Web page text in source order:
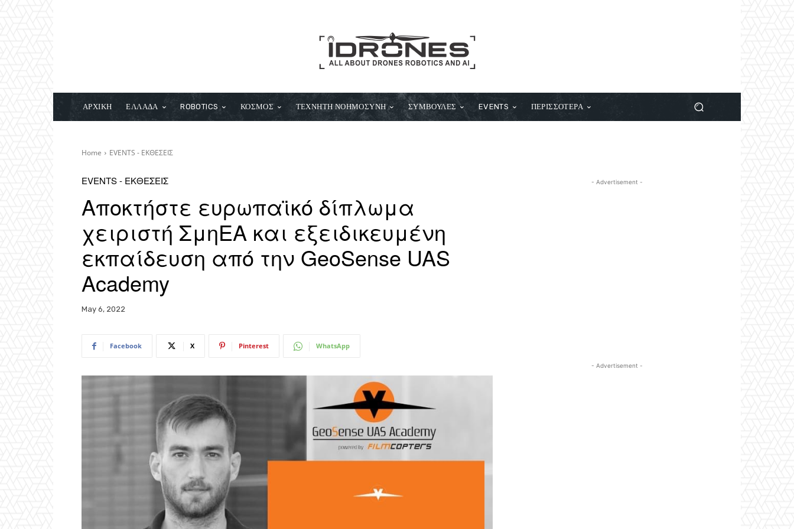
ΑΡΧΙΚΗ ΕΛΛΑΔΑ ROBOTICS ΚΟΣΜΟΣ ΤΕΧΝΗΤΗ ΝΟΗΜΟΣΥΝΗ ΣΥΜΒΟΥΛΕΣ EVENTS ΠΕΡΙΣΣΟΤΕΡΑ
Home EVENTS - ΕΚΘΕΣΕΙΣ
EVENTS - ΕΚΘΕΣΕΙΣ
Αποκτήστε ευρωπαϊκό δίπλωμα
χειριστή ΣμηΕΑ και εξειδικευμένη
εκπαίδευση από την GeoSense UAS
Academy
May 6, 2022
Facebook X Pinterest WhatsApp
- Advertisement -
- Advertisement -